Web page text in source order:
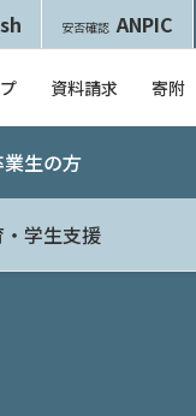
安否確認 ANPIC
資料請求 寄附
生の方
学生支援